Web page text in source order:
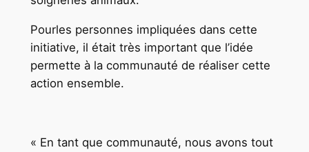
Pourles personnes impliquées dans cette
initiative, il était très important que l’idée
permette à la communauté de réaliser cette
action ensemble.
« En tant que communauté, nous avons tout